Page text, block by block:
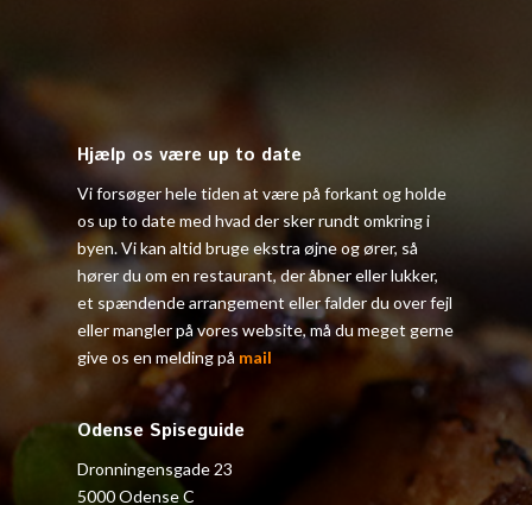
Hjælp os være up to date
Vi forsøger hele tiden at være på forkant og holde
os up to date med hvad der sker rundt omkring i
byen. Vi kan altid bruge ekstra øjne og ører, så
hører du om en restaurant, der åbner eller lukker,
et spændende arrangement eller falder du over fejl
eller mangler på vores website, må du meget gerne
give os en melding på mail
Odense Spiseguide
Dronningensgade 23
5000 Odense C